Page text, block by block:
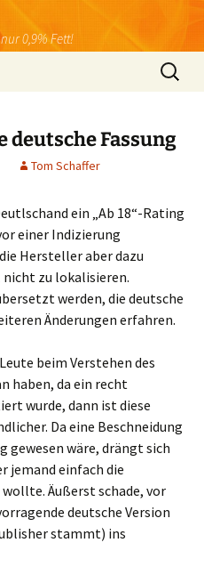
0,9% Fett!
Suchen
nach:
deutsche Fassung
Tom Schaffer
ein „Ab 18“-Rating
einer Indizierung
Hersteller aber dazu
zu lokalisieren.
werden, die deutsche
Änderungen erfahren.
beim Verstehen des
haben, da ein recht
wurde, dann ist diese
Da eine Beschneidung
wäre, drängt sich
jemand einfach die
Äußerst schade, vor
deutsche Version
stammt) ins